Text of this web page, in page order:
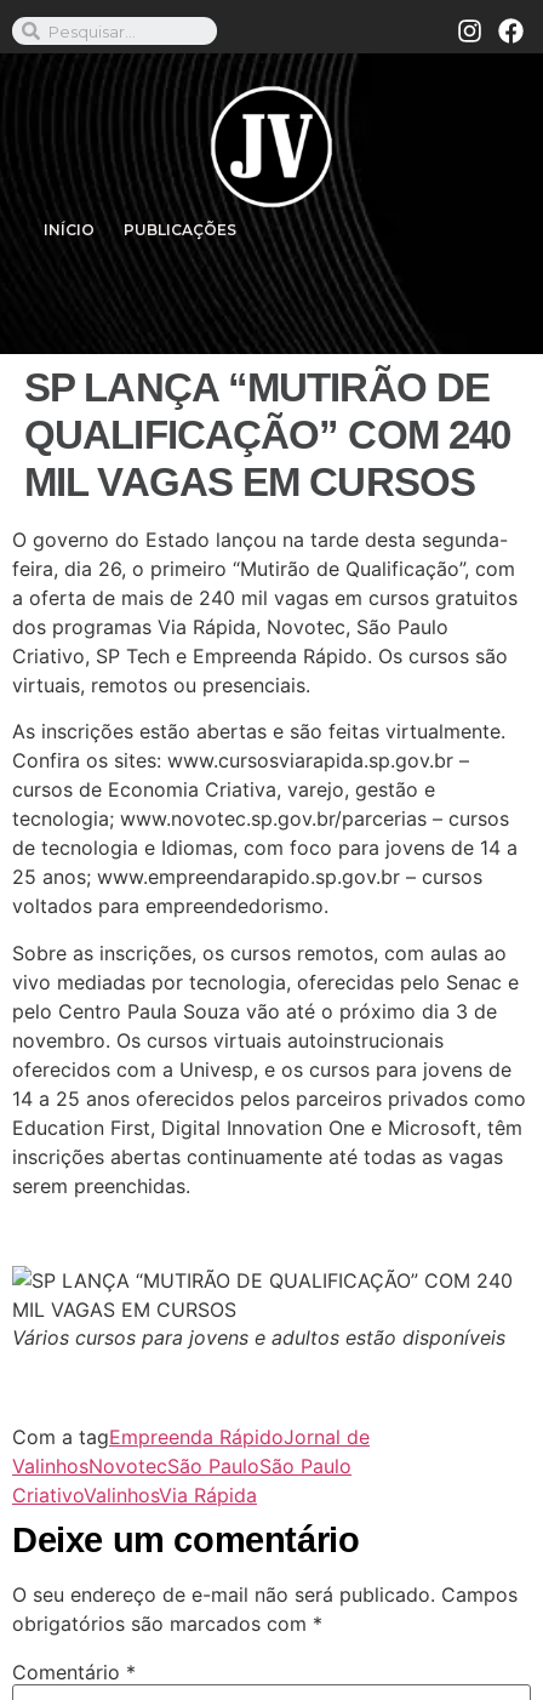
INÍCIO PUBLICAÇÕES
SP LANÇA “MUTIRÃO DE
QUALIFICAÇÃO” COM 240
MIL VAGAS EM CURSOS
O governo do Estado lançou na tarde desta segunda-
feira, dia 26, o primeiro “Mutirão de Qualificação”, com
a oferta de mais de 240 mil vagas em cursos gratuitos
dos programas Via Rápida, Novotec, São Paulo
Criativo, SP Tech e Empreenda Rápido. Os cursos são
virtuais, remotos ou presenciais.
As inscrições estão abertas e são feitas virtualmente.
Confira os sites: www.cursosviarapida.sp.gov.br –
cursos de Economia Criativa, varejo, gestão e
tecnologia; www.novotec.sp.gov.br/parcerias – cursos
de tecnologia e Idiomas, com foco para jovens de 14 a
25 anos; www.empreendarapido.sp.gov.br – cursos
voltados para empreendedorismo.
Sobre as inscrições, os cursos remotos, com aulas ao
vivo mediadas por tecnologia, oferecidas pelo Senac e
pelo Centro Paula Souza vão até o próximo dia 3 de
novembro. Os cursos virtuais autoinstrucionais
oferecidos com a Univesp, e os cursos para jovens de
14 a 25 anos oferecidos pelos parceiros privados como
Education First, Digital Innovation One e Microsoft, têm
inscrições abertas continuamente até todas as vagas
serem preenchidas.
Vários cursos para jovens e adultos estão disponíveis
Com a tagEmpreenda RápidoJornal de
ValinhosNovotecSão PauloSão Paulo
CriativoValinhosVia Rápida
Deixe um comentário
O seu endereço de e-mail não será publicado. Campos
obrigatórios são marcados com *
Comentário *